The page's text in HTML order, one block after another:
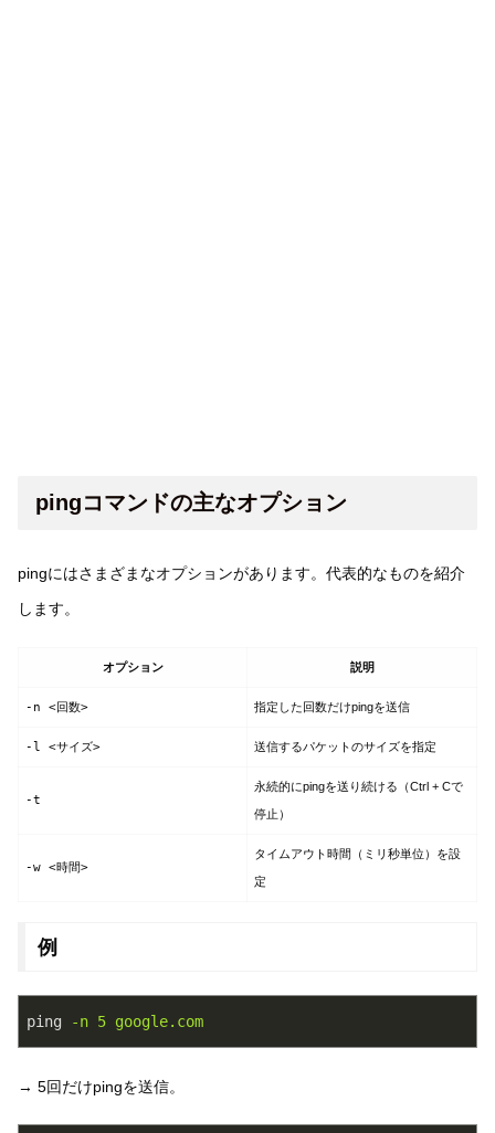
pingコマンドの主なオプション
pingにはさまざまなオプションがあります。代表的なものを紹介
します。
オプション 説明
-n <回数> 指定した回数だけpingを送信
-l <サイズ> 送信するパケットのサイズを指定
-t
永続的にpingを送り続ける（Ctrl + Cで
停止）
-w <時間>
タイムアウト時間（ミリ秒単位）を設
定
例
ping -n 5 google.com
→ 5回だけpingを送信。